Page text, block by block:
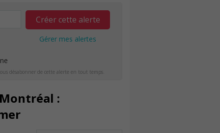
Créer cette alerte
Gérer mes alertes
désabonner de cette alerte en tout temps.
: